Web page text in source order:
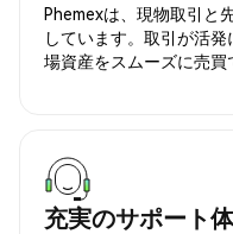
Phemexは、現物取引と
しています。取引が活
場資産をスムーズに売買
充実のサポート